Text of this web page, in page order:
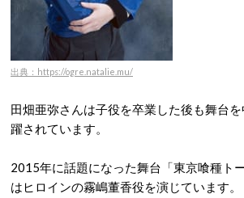
出典：https://ogre.natalie.mu/
田畑亜弥さんは子役を卒業した後も舞台
躍されています。
2015年に話題になった舞台「東京喰種ト
はヒロインの霧嶋董香役を演じています。